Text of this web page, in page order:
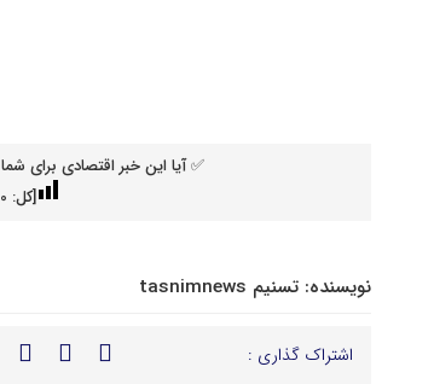
✅ آیا این خبر اقتصادی برای
[کل: 0
نویسنده: تسنیم tasnimnews
اشتراک گذاری :